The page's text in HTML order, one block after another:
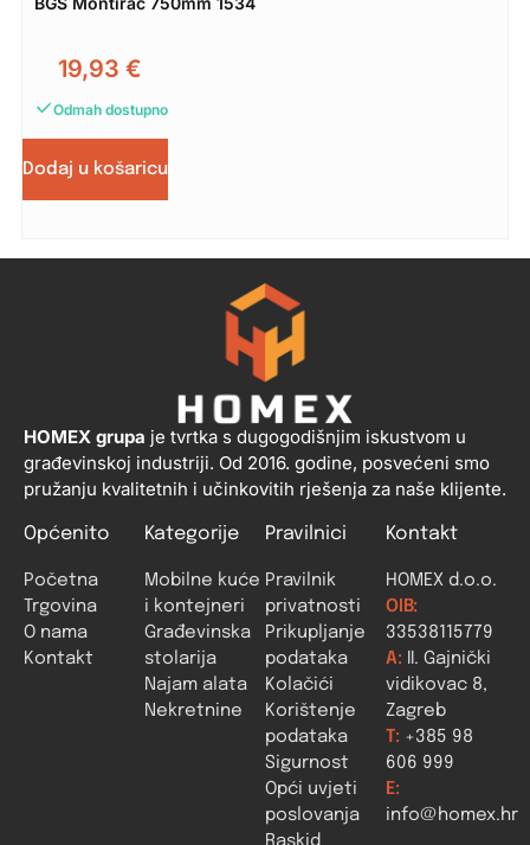
19,93 €
Odmah dostupno
Dodaj u košaricu
HOMEX grupa je tvrtka s dugogodišnjim iskustvom u
građevinskoj industriji. Od 2016. godine, posvećeni smo
pružanju kvalitetnih i učinkovitih rješenja za naše klijente.
Općenito
Početna
Trgovina
O nama
Kontakt
Kategorije
Mobilne kuće
i kontejneri
Građevinska
stolarija
Najam alata
Nekretnine
Pravilnici
Pravilnik
privatnosti
Prikupljanje
podataka
Kolačići
Korištenje
podataka
Sigurnost
Opći uvjeti
poslovanja
Raskid
Kontakt
HOMEX d.o.o.
OIB:
33538115779
A: II. Gajnički
vidikovac 8,
Zagreb
T: +385 98
606 999
E:
info@homex.hr